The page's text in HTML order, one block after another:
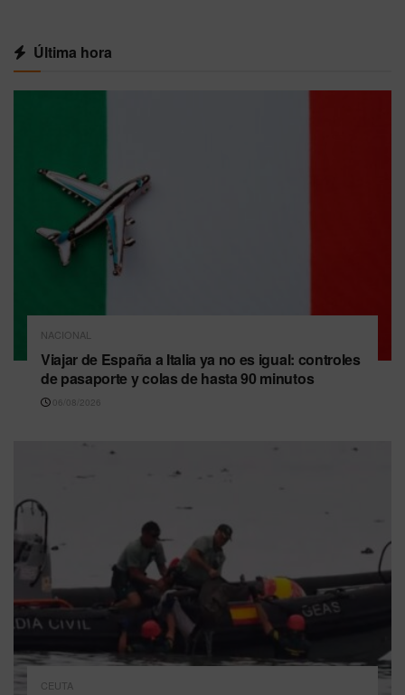
Última hora
NACIONAL
Viajar de España a Italia ya no es igual: controles
de pasaporte y colas de hasta 90 minutos
06/08/2026
CEUTA